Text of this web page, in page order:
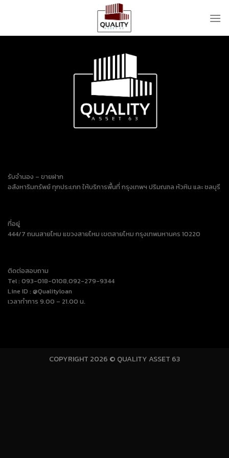
รับจำนอง – ขายฝาก
อสังหาริมทรัพย์ ทุกประเภท ให้บริการพื้นที่ กรุงเทพฯ ปริมณฑล หัวหิน และ ชลบุรี
ที่อยู่
444/7 ถนนสายไหม แขวงสายไหม เขตสายไหม กรุงเทพมหานคร 10220
ติดต่อสอบถาม
Tel : 093-018-0108,092-279-9344
Line ID : @Qualityloan
เวลาทำการ 9.00 – 21.00 น.
COPYRIGHT 2026 © QUALITY ASSET 63